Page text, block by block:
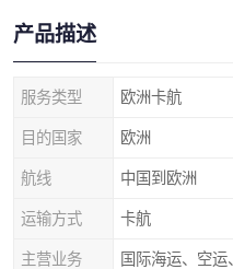
产品描述
服务类型 欧洲卡航
目的国家 欧洲
航线 中国到欧洲
运输方式 卡航
主营业务 国际海运、空